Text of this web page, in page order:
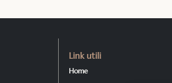
Link utili
Home